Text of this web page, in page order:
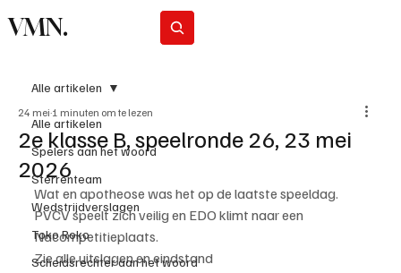
VMN.
Alle artikelen
Spelers aan het woord
Sterrenteam
Wedstrijdverslagen
Toko Roko
Scheidsrechter aan het woord
Alle artikelen
2e klasse B, speelronde 26, 23 mei
2026
24 mei 1 minuten om te lezen
Wat en apotheose was het op de laatste speeldag.
PVCV speelt zich veilig en EDO klimt naar een
Nacompetitieplaats.
Zie alle uitslagen en eindstand